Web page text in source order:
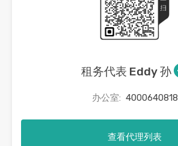
租务代表 Eddy 孙
办公室: 4000640818
查看代理列表